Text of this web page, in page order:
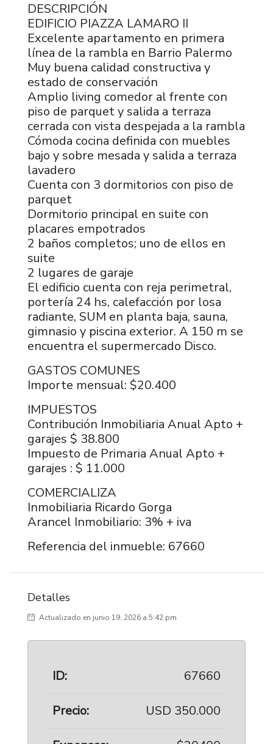
DESCRIPCIÓN
EDIFICIO PIAZZA LAMARO II
Excelente apartamento en primera
línea de la rambla en Barrio Palermo
Muy buena calidad constructiva y
estado de conservación
Amplio living comedor al frente con
piso de parquet y salida a terraza
cerrada con vista despejada a la rambla
Cómoda cocina definida con muebles
bajo y sobre mesada y salida a terraza
lavadero
Cuenta con 3 dormitorios con piso de
parquet
Dormitorio principal en suite con
placares empotrados
2 baños completos; uno de ellos en
suite
2 lugares de garaje
El edificio cuenta con reja perimetral,
portería 24 hs, calefacción por losa
radiante, SUM en planta baja, sauna,
gimnasio y piscina exterior. A 150 m se
encuentra el supermercado Disco.
GASTOS COMUNES
Importe mensual: $20.400
IMPUESTOS
Contribución Inmobiliaria Anual Apto +
garajes $ 38.800
Impuesto de Primaria Anual Apto +
garajes : $ 11.000
COMERCIALIZA
Inmobiliaria Ricardo Gorga
Arancel Inmobiliario: 3% + iva
Referencia del inmueble: 67660
Detalles
Actualizado en junio 19, 2026 a 5:42 pm
ID: 67660
Precio: USD 350.000